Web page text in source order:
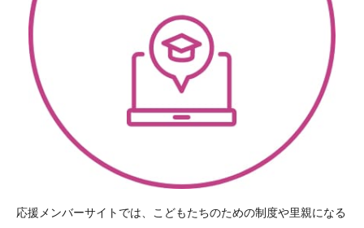
応援メンバーサイトでは、こどもたちのための制度や里親になる